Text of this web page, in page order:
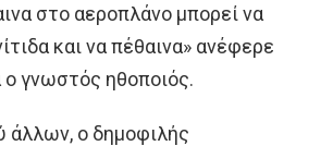
στο αεροπλάνο μπορεί να
και να πέθαινα» ανέφερε
ο γνωστός ηθοποιός.
άλλων, ο δημοφιλής